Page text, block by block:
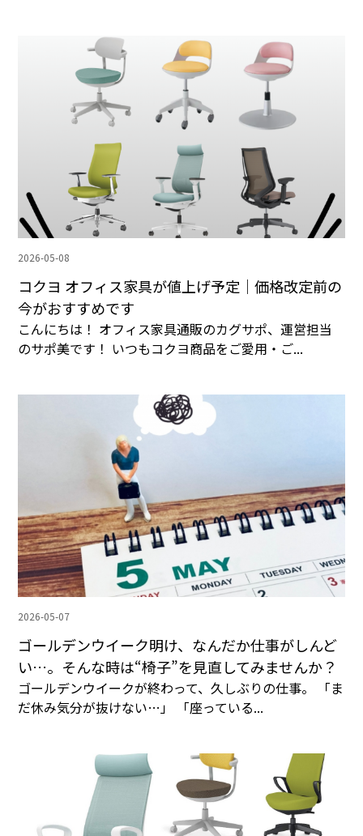
2026-05-08
コクヨ オフィス家具が値上げ予定｜価格改定前の
今がおすすめです
こんにちは！ オフィス家具通販のカグサポ、運営担当
のサポ美です！ いつもコクヨ商品をご愛用・ご...
2026-05-07
ゴールデンウイーク明け、なんだか仕事がしんど
い…。そんな時は“椅子”を見直してみませんか？
ゴールデンウイークが終わって、久しぶりの仕事。 「ま
だ休み気分が抜けない…」 「座っている...